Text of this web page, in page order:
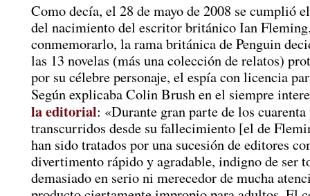
Como decía, el 28 de mayo de 2008 se cumplió
del nacimiento del escritor británico Ian
conmemorarlo, la rama británica de Penguin
las 13 novelas (más una colección de relatos)
por su célebre personaje, el espía con licencia
Según explicaba Colin Brush en el siempre
la editorial: «Durante gran parte de los
transcurridos desde su fallecimiento [el de
han sido tratados por una sucesión de editores
divertimento rápido y agradable, indigno de ser
demasiado en serio ni merecedor de mucha